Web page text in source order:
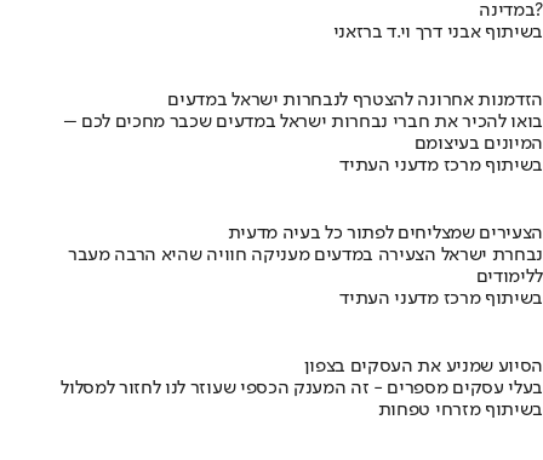
במדינה?
בשיתוף אבני דרך וי.ד ברזאני
הזדמנות אחרונה להצטרף לנבחרות ישראל במדעים
בואו להכיר את חברי נבחרות ישראל במדעים שכבר מחכים לכם –
המיונים בעיצומם
בשיתוף מרכז מדעני העתיד
הצעירים שמצליחים לפתור כל בעיה מדעית
נבחרת ישראל הצעירה במדעים מעניקה חוויה שהיא הרבה מעבר
ללימודים
בשיתוף מרכז מדעני העתיד
הסיוע שמניע את העסקים בצפון
בעלי עסקים מספרים - זה המענק הכספי שעוזר לנו לחזור למסלול
בשיתוף מזרחי טפחות